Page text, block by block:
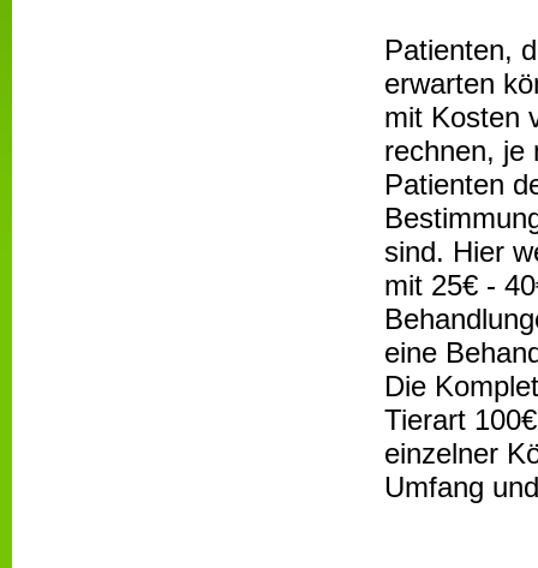
Patienten,
erwarten
mit Kosten
rechnen, je
Patienten
sind. Hier
mit 25€ -
eine
Die
Tierart
einzelner
Umfang